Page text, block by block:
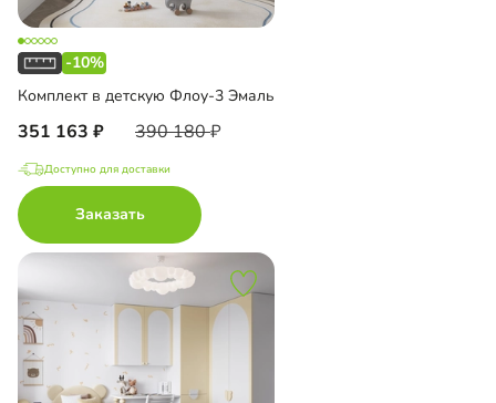
-10%
Комплект в детскую Флоу-3 Эмаль
351 163 390 180
Доступно для доставки
Заказать